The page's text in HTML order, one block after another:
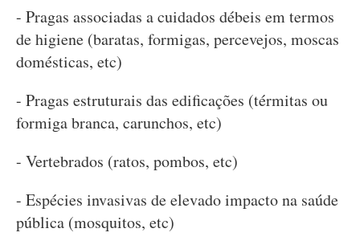
- Pragas associadas a cuidados débeis em termos
de higiene (baratas, formigas, percevejos, moscas
domésticas, etc)
- Pragas estruturais das edificações (térmitas ou
formiga branca, carunchos, etc)
- Vertebrados (ratos, pombos, etc)
- Espécies invasivas de elevado impacto na saúde
pública (mosquitos, etc)